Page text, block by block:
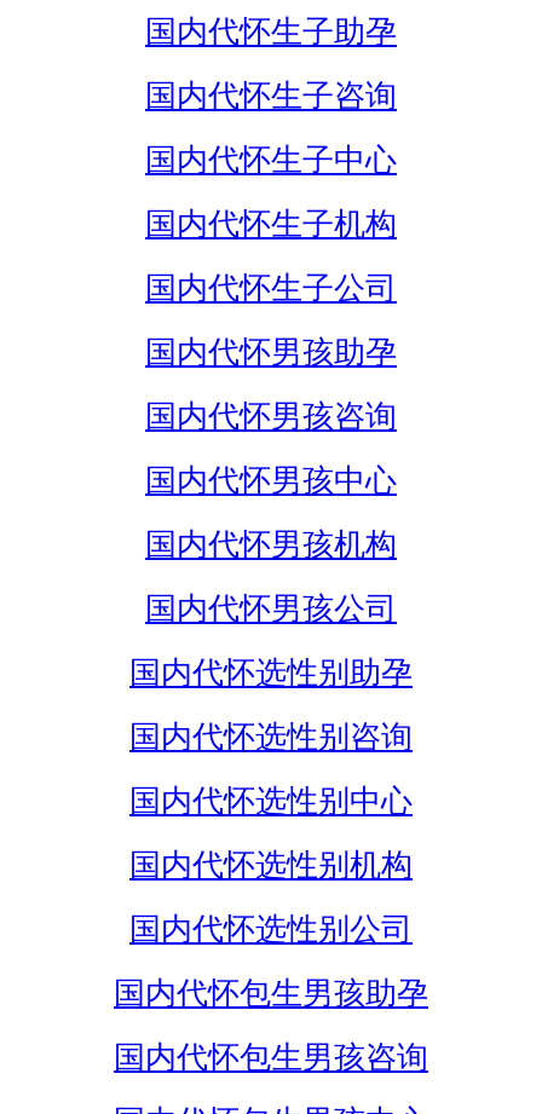
国内代怀生子助孕
国内代怀生子咨询
国内代怀生子中心
国内代怀生子机构
国内代怀生子公司
国内代怀男孩助孕
国内代怀男孩咨询
国内代怀男孩中心
国内代怀男孩机构
国内代怀男孩公司
国内代怀选性别助孕
国内代怀选性别咨询
国内代怀选性别中心
国内代怀选性别机构
国内代怀选性别公司
国内代怀包生男孩助孕
国内代怀包生男孩咨询